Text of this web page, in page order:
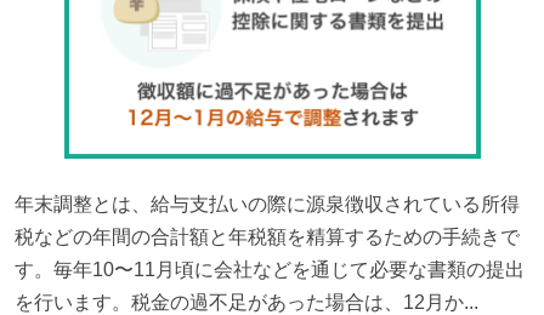
年末調整とは、給与支払いの際に源泉徴収されている所得
税などの年間の合計額と年税額を精算するための手続きで
す。毎年10〜11月頃に会社などを通じて必要な書類の提出
を行います。税金の過不足があった場合は、12月か...